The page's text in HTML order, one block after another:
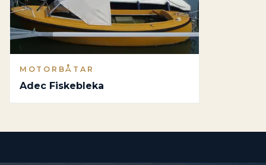
MOTORBÅTAR
Adec Fiskebleka